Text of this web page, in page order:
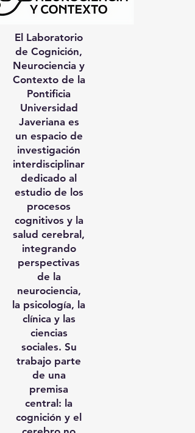
El Laboratorio
de Cognición,
Neurociencia y
Contexto de la
Pontificia
Universidad
Javeriana es
un espacio de
investigación
interdisciplinar
dedicado al
estudio de los
procesos
cognitivos y la
salud cerebral,
integrando
perspectivas
de la
neurociencia,
la psicología, la
clínica y las
ciencias
sociales. Su
trabajo parte
de una
premisa
central: la
cognición y el